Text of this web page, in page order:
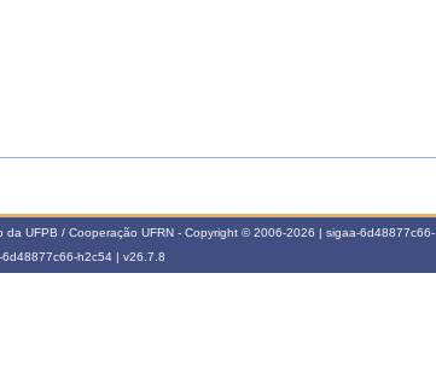
UFPB / Cooperação UFRN - Copyright © 2006-2026 | sigaa-6d48877c66-
h2c54 | v26.7.8